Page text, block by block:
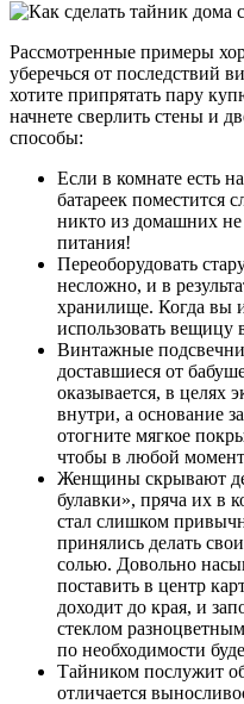
Рассмотренные примеры
уберечься от последствий
хотите припрятать пару
начнете сверлить стены и
способы:
Если в комнате есть
батареек поместится
никто из домашних
питания!
Переоборудовать
несложно, и в
хранилище. Когда вы
использовать вещицу
Винтажные
доставшиеся от
оказывается, в целях
внутри, а основание
отогните мягкое
чтобы в любой момент
Женщины скрывают
булавки», пряча их в
стал слишком
принялись делать
солью. Довольно
поставить в центр
доходит до края, и
стеклом
по необходимости
Тайником послужит
отличается